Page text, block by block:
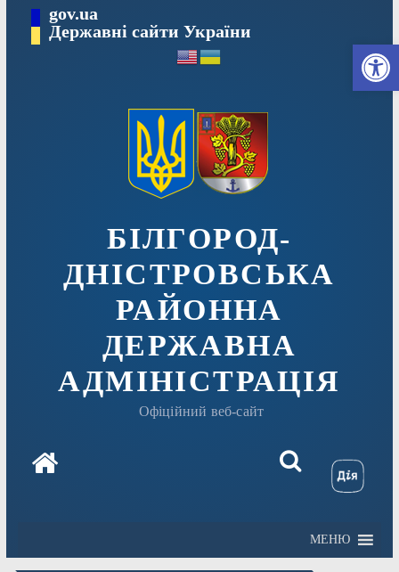
вмісту
gov.ua
Державні сайти України
БІЛГОРОД-
ДНІСТРОВСЬКА
РАЙОННА
ДЕРЖАВНА
АДМІНІСТРАЦІЯ
Офіційний веб-сайт
МЕНЮ